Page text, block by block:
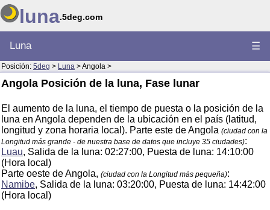
luna.5deg.com
Luna ☰
Posición: 5deg > Luna > Angola >
Angola Posición de la luna, Fase lunar
El aumento de la luna, el tiempo de puesta o la posición de la
luna en Angola dependen de la ubicación en el país (latitud,
longitud y zona horaria local). Parte este de Angola (ciudad con la
Longitud más grande - de nuestra base de datos que incluye 35 ciudades):
Luau, Salida de la luna: 02:27:00, Puesta de luna: 14:10:00
(Hora local)
Parte oeste de Angola, (ciudad con la Longitud más pequeña):
Namibe, Salida de la luna: 03:20:00, Puesta de luna: 14:42:00
(Hora local)